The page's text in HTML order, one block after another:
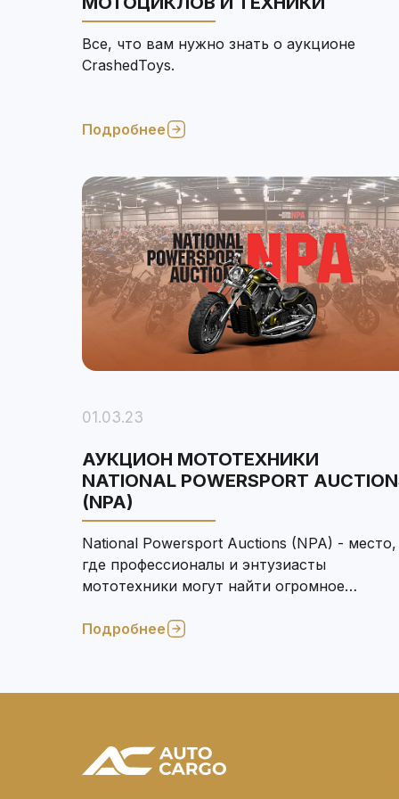
Все, что вам нужно знать о аукционе
CrashedToys.
Подробнее
01.03.23
АУКЦИОН МОТОТЕХНИКИ
NATIONAL POWERSPORT
(NPA)
National Powersport Auctions (NPA) - место,
где профессионалы и энтузиасты
мототехники могут найти огромное
категориям.
Подробнее